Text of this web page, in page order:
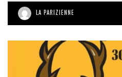
LA PARIZIENNE